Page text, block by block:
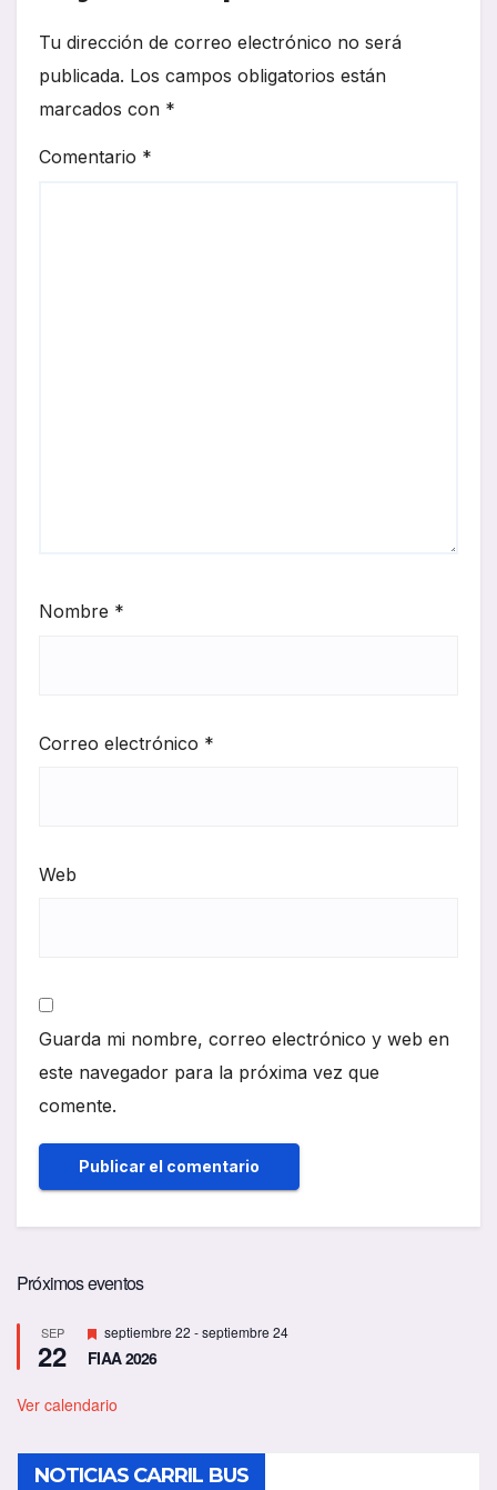
Tu dirección de correo electrónico no será
publicada. Los campos obligatorios están
marcados con *
Comentario *
Nombre *
Correo electrónico *
Web
Guarda mi nombre, correo electrónico y web en
este navegador para la próxima vez que
comente.
Próximos eventos
SEP
22
D
e
s
a
d
o
septiembre 22 -septiembre 24
FIAA 2026
Ver calendario
NOTICIAS CARRIL BUS